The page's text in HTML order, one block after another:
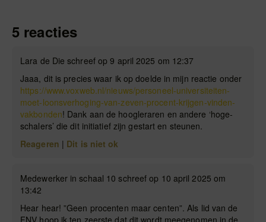
5 reacties
Lara de Die schreef op 9 april 2025 om 12:37
Jaaa, dit is precies waar ik op doelde in mijn reactie onder
https://www.voxweb.nl/nieuws/personeel-universiteiten-
moet-loonsverhoging-van-zeven-procent-krijgen-vinden-
vakbonden! Dank aan de hoogleraren en andere ‘hoge-
schalers’ die dit initiatief zijn gestart en steunen.
Reageren | Dit is niet ok
Medewerker in schaal 10 schreef op 10 april 2025 om
13:42
Hear hear! ”Geen procenten maar centen”. Als lid van de
FNV hoop ik ten zeerste dat dit wordt meegenomen in de